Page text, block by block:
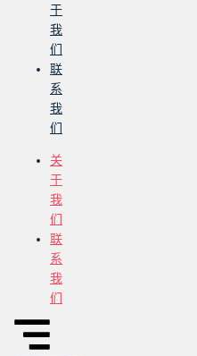
于
我
们
联
系
我
们
关
于
我
们
联
系
我
们